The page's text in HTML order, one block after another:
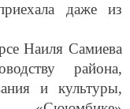
Наиля Самиева
района,
и культуры,
«Сююмбике»